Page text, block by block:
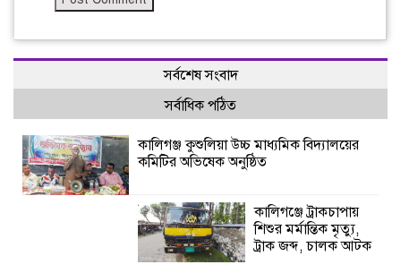
সর্বশেষ সংবাদ
সর্বাধিক পঠিত
কালিগঞ্জ কুশুলিয়া উচ্চ মাধ্যমিক বিদ্যালয়ের
কমিটির অভিষেক অনুষ্ঠিত
কালিগঞ্জে ট্রাকচাপায়
শিশুর মর্মান্তিক মৃত্যু,
ট্রাক জব্দ, চালক আটক